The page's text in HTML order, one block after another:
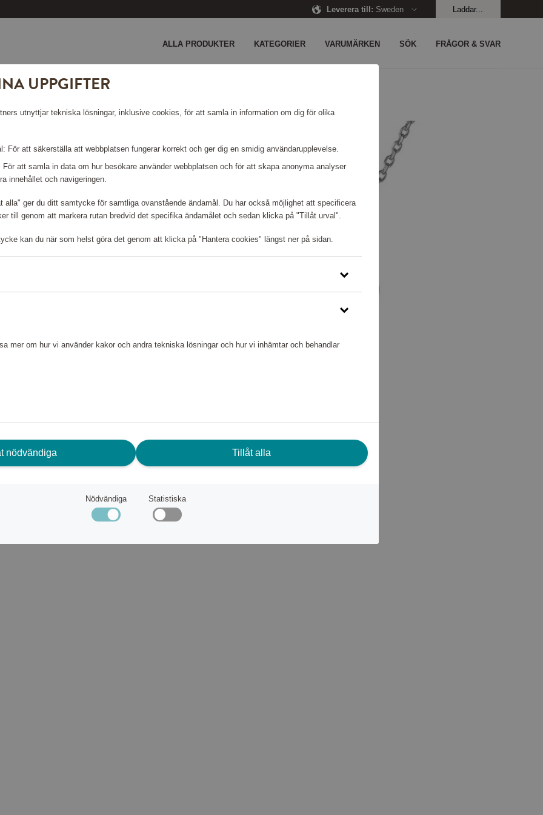
Leverera till: Sweden Laddar...
ALLA PRODUKTER KATEGORIER VARUMÄRKEN SÖK FRÅGOR & SVAR
RODIUM
in för att kunna handla
lyfter vilken outfit
är perfekt som ett
det tillsammans med våra
eller låta halsbandet prata
UPPGIFTER
utnyttjar tekniska lösningar, inklusive cookies, för att samla in information om dig för olika
För att säkerställa att webbplatsen fungerar korrekt och ger dig en smidig användarupplevelse.
att samla in data om hur besökare använder webbplatsen och för att skapa anonyma analyser
innehållet och navigeringen.
alla" ger du ditt samtycke för samtliga ovanstående ändamål. Du har också möjlighet att specificera
till genom att markera rutan bredvid det specifika ändamålet och sedan klicka på "Tillåt urval".
kan du när som helst göra det genom att klicka på "Hantera cookies" längst ner på sidan.
mer om hur vi använder kakor och andra tekniska lösningar och hur vi inhämtar och behandlar
nödvändiga Tillåt alla
Nödvändiga Statistiska